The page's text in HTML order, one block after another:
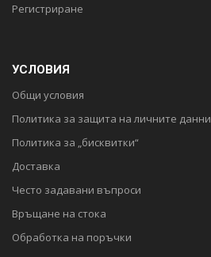
Регистриране
УСЛОВИЯ
Общи условия
Политика за защита на личните данни
Политика за „бисквитки“
Доставка
Често задавани въпроси
Връщане на стока
Обработка на поръчки